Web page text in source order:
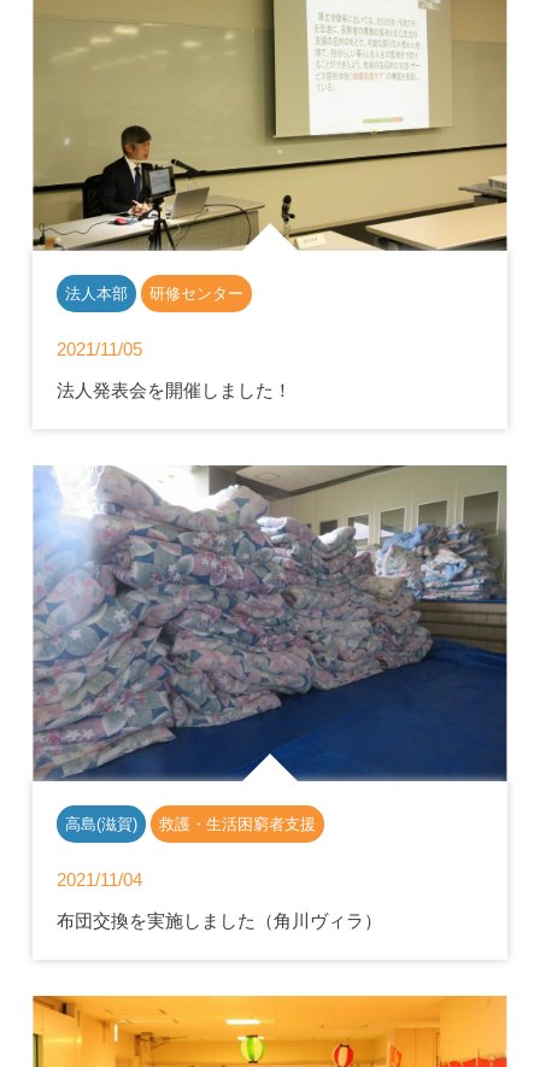
法人本部 研修センター
2021/11/05
法人発表会を開催しました！
高島(滋賀) 救護・生活困窮者支援
2021/11/04
布団交換を実施しました（角川ヴィラ）